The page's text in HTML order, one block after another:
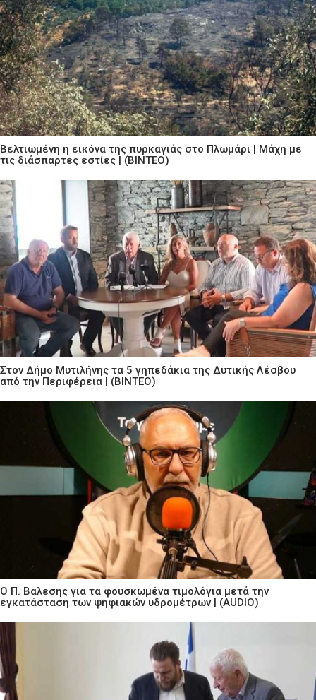
Βελτιωμένη η εικόνα της πυρκαγιάς στο Πλωμάρι | Μάχη με
τις διάσπαρτες εστίες | (ΒΙΝΤΕΟ)
Στον Δήμο Μυτιλήνης τα 5 γηπεδάκια της Δυτικής Λέσβου
από την Περιφέρεια | (ΒΙΝΤΕΟ)
Ο Π. Βαλεσης για τα φουσκωμένα τιμολόγια μετά την
εγκατάσταση των ψηφιακών υδρομέτρων | (AUDIO)